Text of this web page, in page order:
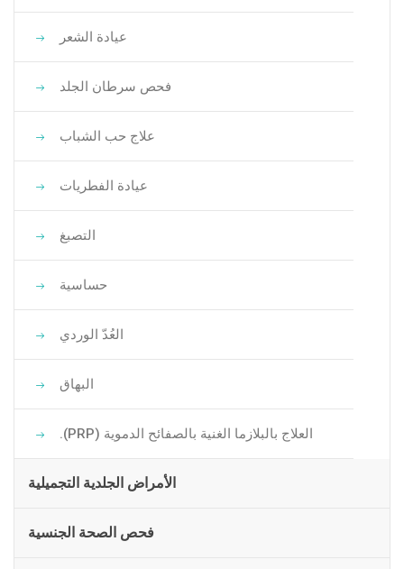
عيادة الشعر
فحص سرطان الجلد
علاج حب الشباب
عيادة الفطريات
التصبغ
حساسية
العُدّ الوردي
البهاق
العلاج بالبلازما الغنية بالصفائح الدموية (PRP).
الأمراض الجلدية التجميلية
فحص الصحة الجنسية